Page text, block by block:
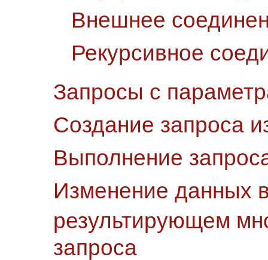
Внешнее
Рекурсивное
Запросы с
Создание запроса
Выполнение
Изменение данных
результирующем
запроса